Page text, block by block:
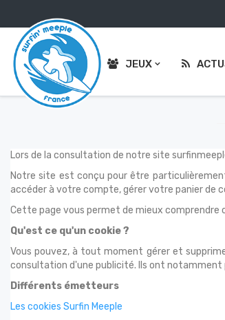
JEUX
Lors de la consultation de notre site
Notre site est conçu pour être
accéder à votre compte, gérer votre panier de
Cette page vous permet de mieux
Qu'est ce qu'un cookie ?
Vous pouvez, à tout moment gérer et
consultation d'une publicité. Ils ont notamment
Différents émetteurs
Les cookies Surfin Meeple